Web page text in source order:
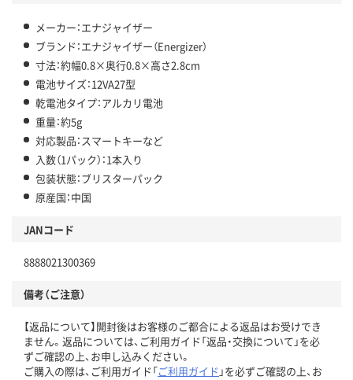
メーカー：エナジャイザー
ブランド：エナジャイザー（Energizer）
寸法：約幅0.8×奥行0.8×高さ2.8cm
電池サイズ：12VA27型
乾電池タイプ：アルカリ電池
重量：約5g
対応製品：スマートキーなど
入数（1パック）：1本入り
包装状態：ブリスターパック
原産国：中国
JANコード
8888021300369
備考（ご注意）
【返品について】開封後はお客様のご都合による返品はお受けでき
ません。返品については、ご利用ガイド「返品・交換について」を必
ずご確認の上、お申し込みください。
ご購入の際は、ご利用ガイド「ご利用ガイド 」を必ずご確認の上、お